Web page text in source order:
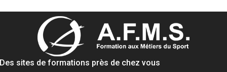
sites de formations près de chez vous